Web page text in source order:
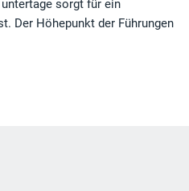
untertage sorgt für ein
Der Höhepunkt der Führungen